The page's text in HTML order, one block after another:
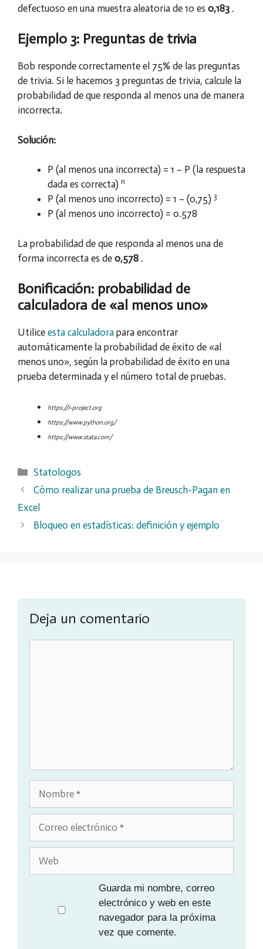
defectuoso en una muestra aleatoria de 10 es 0,183 .
Ejemplo 3: Preguntas de trivia
Bob responde correctamente el 75% de las preguntas
de trivia. Si le hacemos 3 preguntas de trivia, calcule la
probabilidad de que responda al menos una de manera
incorrecta.
Solución:
P (al menos una incorrecta) = 1 – P (la respuesta
dada es correcta) n
P (al menos uno incorrecto) = 1 – (0,75) 3
P (al menos uno incorrecto) = 0.578
La probabilidad de que responda al menos una de
forma incorrecta es de 0,578 .
Bonificación: probabilidad de
calculadora de «al menos uno»
Utilice esta calculadora para encontrar
automáticamente la probabilidad de éxito de «al
menos uno», según la probabilidad de éxito en una
prueba determinada y el número total de pruebas.
https://r-project.org
https://www.python.org/
https://www.stata.com/
Categorías
Statologos
Cómo realizar una prueba de Breusch-Pagan en
Excel
Bloqueo en estadísticas: definición y ejemplo
Deja un comentario
Nombre
Guarda mi nombre, correo
electrónico y web en este
navegador para la próxima
vez que comente.